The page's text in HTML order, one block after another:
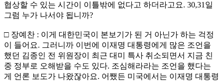
협상할 수 있는 시간이 이틀밖에 없다고 하더라고요. 30,31일
그럼 누가 나서야 됩니까?
□ 장예찬 : 이게 대한민국이 본보기가 된 거 아닌가 하는 걱정
이 들어요. 그러니까 이번에 이재명 대통령에게 많은 조언을
했던 김종인 전 위원장이 최근 대미 특사 취소되면서 지금 친
중 정부로 오해받을 수도 있다. 조심해라라는 조언을 했다는
게 언론 보도가 나왔잖아요. 어쨌든 미국에서는 이재명 대통령